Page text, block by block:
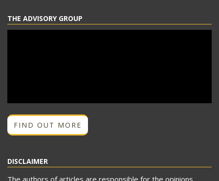
THE ADVISORY GROUP
FIND OUT MORE
DISCLAIMER
The authors of articles are responsible for the opinions